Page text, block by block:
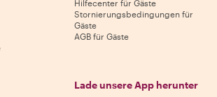
Hilfecenter für Gäste
Stornierungsbedingungen für
Gäste
AGB für Gäste
Lade unsere App herunter